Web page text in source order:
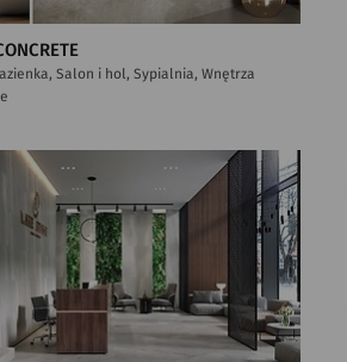
Salon i hol, Sypialnia, Wnętrza